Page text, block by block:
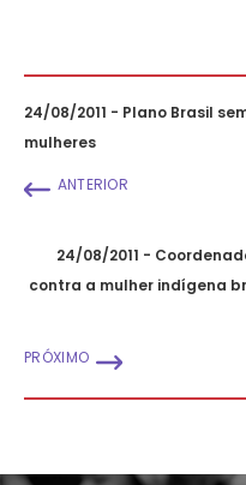
24/08/2011 - Plano Brasil
mulheres
ANTERIOR
24/08/2011 -
contra a mulher indígena
PRÓXIMO